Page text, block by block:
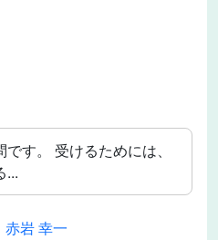
す。 受けるためには、
...
赤岩 幸一